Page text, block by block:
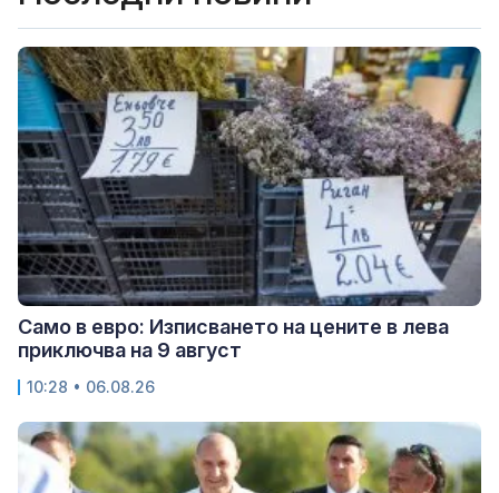
Само в евро: Изписването на цените в лева
приключва на 9 август
10:28 • 06.08.26